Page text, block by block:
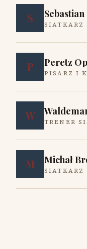
S SIATKARZ
P Peretz
PISARZ I
W TRENER
M Michał
SIATKARZ